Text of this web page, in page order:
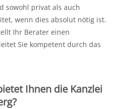
sowohl privat als auch
wenn dies absolut nötig ist.
Ihr Berater einen
Sie kompetent durch das
Ihnen die Kanzlei